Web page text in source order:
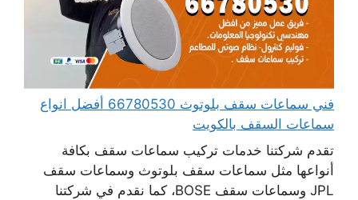
فني سماعات سقف بلوتوث 66780530 أفضل انواع
سماعات السقف بالكويت
تقدم شركتنا خدمات تركيب سماعات سقف بكافة
أنواعها مثل سماعات سقف بلوتوث وسماعات سقف
JPL وسماعات سقف BOSE، كما نقدم في شركتنا